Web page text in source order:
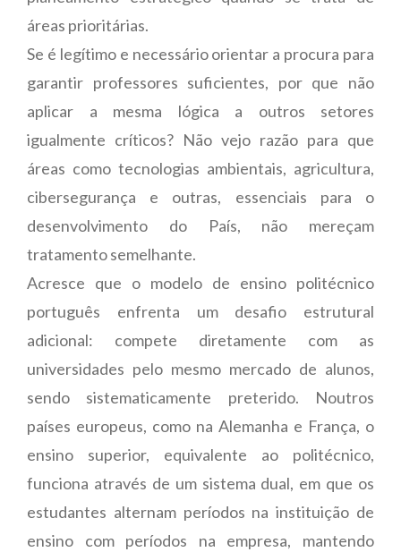
áreas prioritárias.
Se é legítimo e necessário orientar a procura para
garantir professores suficientes, por que não
aplicar a mesma lógica a outros setores
igualmente críticos? Não vejo razão para que
áreas como tecnologias ambientais, agricultura,
cibersegurança e outras, essenciais para o
desenvolvimento do País, não mereçam
tratamento semelhante.
Acresce que o modelo de ensino politécnico
português enfrenta um desafio estrutural
adicional: compete diretamente com as
universidades pelo mesmo mercado de alunos,
sendo sistematicamente preterido. Noutros
países europeus, como na Alemanha e França, o
ensino superior, equivalente ao politécnico,
funciona através de um sistema dual, em que os
estudantes alternam períodos na instituição de
ensino com períodos na empresa, mantendo